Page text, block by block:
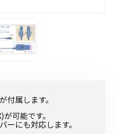
付属します。
可能です。
にも対応します。